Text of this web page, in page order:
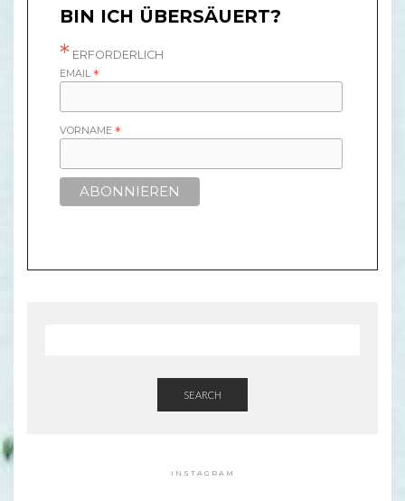
BIN ICH ÜBERSÄUERT?
* ERFORDERLICH
EMAIL*
VORNAME*
SEARCH
INSTAGRAM